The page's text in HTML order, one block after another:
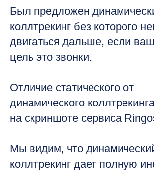
Был предложен
коллтрекинг без которого
двигаться дальше, если
цель это звонки.
Отличие статического от
динамического
на скриншоте сервиса
Мы видим, что
коллтрекинг дает полную